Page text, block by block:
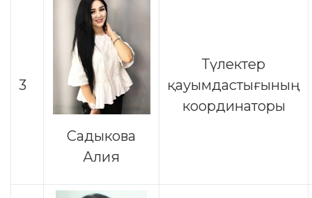
3
Cадыкова
Алия
Түлектер
қауымдастығының
координаторы